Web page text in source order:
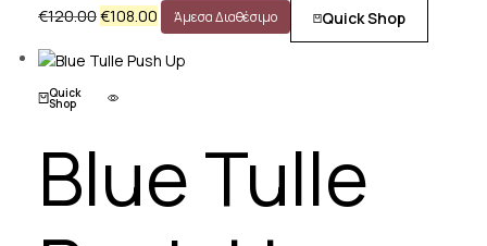
€120.00€108.00 Άμεσα Διαθέσιμο Quick Shop
Quick
Shop
Blue Tulle